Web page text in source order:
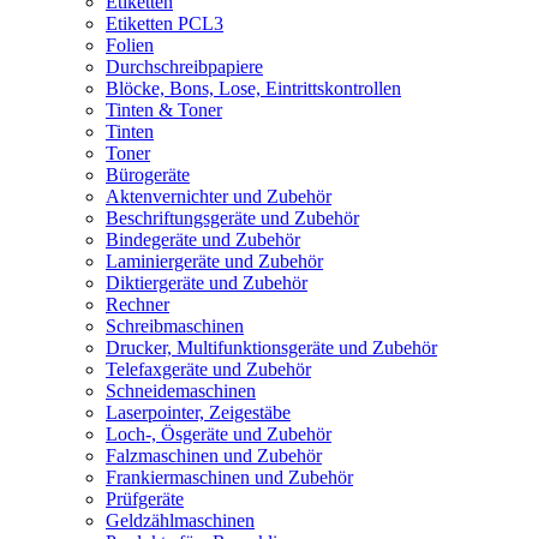
Etiketten PCL3
Folien
Durchschreibpapiere
Blöcke, Bons, Lose, Eintrittskontrollen
Tinten & Toner
Tinten
Toner
Bürogeräte
Aktenvernichter und Zubehör
Beschriftungsgeräte und Zubehör
Bindegeräte und Zubehör
Laminiergeräte und Zubehör
Diktiergeräte und Zubehör
Rechner
Schreibmaschinen
Drucker, Multifunktionsgeräte und Zubehör
Telefaxgeräte und Zubehör
Schneidemaschinen
Laserpointer, Zeigestäbe
Loch-, Ösgeräte und Zubehör
Falzmaschinen und Zubehör
Frankiermaschinen und Zubehör
Prüfgeräte
Geldzählmaschinen